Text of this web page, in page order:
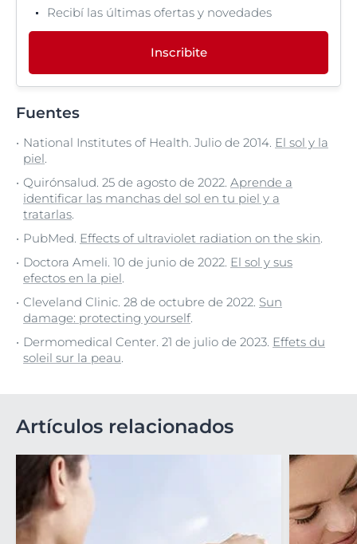
Recibí las últimas ofertas y novedades
Inscribite
Fuentes
National Institutes of Health. Julio de 2014. El sol y la
piel.
Quirónsalud. 25 de agosto de 2022. Aprende a
identificar las manchas del sol en tu piel y a
tratarlas.
PubMed. Effects of ultraviolet radiation on the skin.
Doctora Ameli. 10 de junio de 2022. El sol y sus
efectos en la piel.
Cleveland Clinic. 28 de octubre de 2022. Sun
damage: protecting yourself.
Dermomedical Center. 21 de julio de 2023. Effets du
soleil sur la peau.
Artículos relacionados